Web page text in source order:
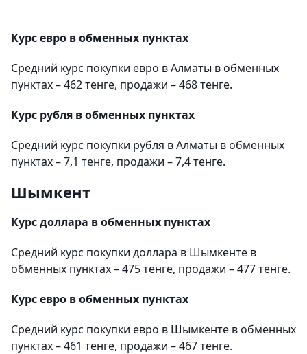
Курс евро в обменных пунктах
Средний курс покупки евро в Алматы в обменных
пунктах – 462 тенге, продажи – 468 тенге.
Курс рубля в обменных пунктах
Средний курс покупки рубля в Алматы в обменных
пунктах – 7,1 тенге, продажи – 7,4 тенге.
Шымкент
Курс доллара в обменных пунктах
Средний курс покупки доллара в Шымкенте в
обменных пунктах – 475 тенге, продажи – 477 тенге.
Курс евро в обменных пунктах
Средний курс покупки евро в Шымкенте в обменных
пунктах – 461 тенге, продажи – 467 тенге.